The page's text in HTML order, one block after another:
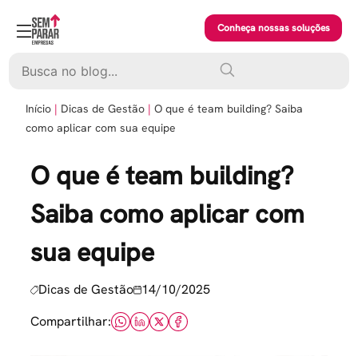
content
Conheça nossas soluções
Início Dicas de Gestão
O que é team building? Saiba
como aplicar com sua equipe
O que é team building?
Saiba como aplicar com
sua equipe
Dicas de Gestão 14/10/2025
Compartilhar: